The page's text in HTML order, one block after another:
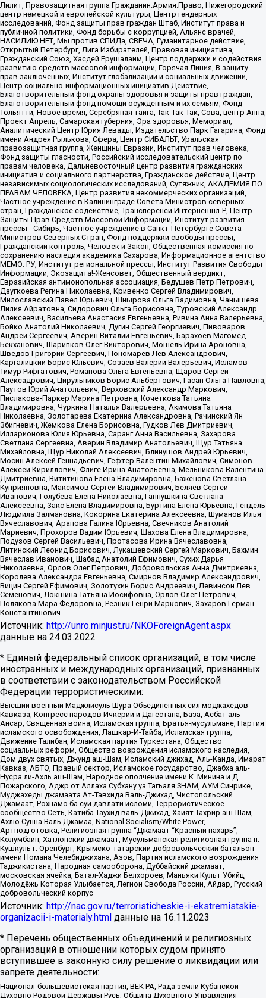
Лилит, Правозащитная группа Гражданин.Армия.Право, Нижегородский
центр немецкой и европейской культуры, Центр гендерных
исследований, Фонд защиты прав граждан Штаб, Институт права и
публичной политики, Фонд борьбы с коррупцией, Альянс врачей,
НАСИЛИЮ.НЕТ, Мы против СПИДа, СВЕЧА, Гуманитарное действие,
Открытый Петербург, Лига Избирателей, Правовая инициатива,
Гражданский Союз, Хасдей Ерушалаим, Центр поддержки и содействия
развитию средств массовой информации, Горячая Линия, В защиту
прав заключенных, Институт глобализации и социальных движений,
Центр социально-информационных инициатив Действие,
Благотворительный фонд охраны здоровья и защиты прав граждан,
Благотворительный фонд помощи осужденным и их семьям, Фонд
Тольятти, Новое время, Серебряная тайга, Так-Так-Так, Сова, центр Анна,
Проект Апрель, Самарская губерния, Эра здоровья, Мемориал,
Аналитический Центр Юрия Левады, Издательство Парк Гагарина, Фонд
имени Андрея Рылькова, Сфера, Центр СИБАЛЬТ, Уральская
правозащитная группа, Женщины Евразии, Институт прав человека,
Фонд защиты гласности, Российский исследовательский центр по
правам человека, Дальневосточный центр развития гражданских
инициатив и социального партнерства, Гражданское действие, Центр
независимых социологических исследований, Сутяжник, АКАДЕМИЯ ПО
ПРАВАМ ЧЕЛОВЕКА, Центр развития некоммерческих организаций,
Частное учреждение в Калининграде Совета Министров северных
стран, Гражданское содействие, Трансперенси Интернешнл-Р, Центр
Защиты Прав Средств Массовой Информации, Институт развития
прессы - Сибирь, Частное учреждение в Санкт-Петербурге Совета
Министров Северных Стран, Фонд поддержки свободы прессы,
Гражданский контроль, Человек и Закон, Общественная комиссия по
сохранению наследия академика Сахарова, Информационное агентство
МЕМО. РУ, Институт региональной прессы, Институт Развития Свободы
Информации, Экозащита!-Женсовет, Общественный вердикт,
Евразийская антимонопольная ассоциация, Бедушев Петр Петрович,
Дзугкоева Регина Николаевна, Кривенко Сергей Владимирович,
Милославский Павел Юрьевич, Шнырова Ольга Вадимовна, Чанышева
Лилия Айратовна, Сидорович Ольга Борисовна, Туровский Александр
Алексеевич, Васильева Анастасия Евгеньевна, Ривина Анна Валерьевна,
Бойко Анатолий Николаевич, Дугин Сергей Георгиевич, Пивоваров
Андрей Сергеевич, Аверин Виталий Евгеньевич, Барахоев Магомед
Бекханович, Шарипков Олег Викторович, Мошель Ирина Ароновна,
Шведов Григорий Сергеевич, Пономарев Лев Александрович,
Каргалицкий Борис Юльевич, Созаев Валерий Валерьевич, Исламов
Тимур Рифгатович, Романова Ольга Евгеньевна, Щаров Сергей
Алексадрович, Цирульников Борис Альбертович, Гасан Ольга Павловна,
Паутов Юрий Анатольевич, Верховский Александр Маркович,
Пислакова-Паркер Марина Петровна, Кочеткова Татьяна
Владимировна, Чуркина Наталья Валерьевна, Акимова Татьяна
Николаевна, Золотарева Екатерина Александровна, Рачинский Ян
Збигневич, Жемкова Елена Борисовна, Гудков Лев Дмитриевич,
Илларионова Юлия Юрьевна, Саранг Анна Васильевна, Захарова
Светлана Сергеевна, Аверин Владимир Анатольевич, Щур Татьяна
Михайловна, Щур Николай Алексеевич, Блинушов Андрей Юрьевич,
Мосин Алексей Геннадьевич, Гефтер Валентин Михайлович, Симонов
Алексей Кириллович, Флиге Ирина Анатольевна, Мельникова Валентина
Дмитриевна, Вититинова Елена Владимировна, Баженова Светлана
Куприяновна, Максимов Сергей Владимирович, Беляев Сергей
Иванович, Голубева Елена Николаевна, Ганнушкина Светлана
Алексеевна, Закс Елена Владимировна, Буртина Елена Юрьевна, Гендель
Людмила Залмановна, Кокорина Екатерина Алексеевна, Шуманов Илья
Вячеславович, Арапова Галина Юрьевна, Свечников Анатолий
Мариевич, Прохоров Вадим Юрьевич, Шахова Елена Владимировна,
Подузов Сергей Васильевич, Протасова Ирина Вячеславовна,
Литинский Леонид Борисович, Лукашевский Сергей Маркович, Бахмин
Вячеслав Иванович, Шабад Анатолий Ефимович, Сухих Дарья
Николаевна, Орлов Олег Петрович, Добровольская Анна Дмитриевна,
Королева Александра Евгеньевна, Смирнов Владимир Александрович,
Вицин Сергей Ефимович, Золотухин Борис Андреевич, Левинсон Лев
Семенович, Локшина Татьяна Иосифовна, Орлов Олег Петрович,
Полякова Мара Федоровна, Резник Генри Маркович, Захаров Герман
Константинович
Источник: http://unro.minjust.ru/NKOForeignAgent.aspx
данные на 24.03.2022
* Единый федеральный список организаций, в том числе
иностранных и международных организаций, признанных
в соответствии с законодательством Российской
Федерации террористическими:
Высший военный Маджлисуль Шура Объединенных сил моджахедов
Кавказа, Конгресс народов Ичкерии и Дагестана, База, Асбат аль-
Ансар, Священная война, Исламская группа, Братья-мусульмане, Партия
исламского освобождения, Лашкар-И-Тайба, Исламская группа,
Движение Талибан, Исламская партия Туркестана, Общество
социальных реформ, Общество возрождения исламского наследия,
Дом двух святых, Джунд аш-Шам, Исламский джихад, Аль-Каида, Имарат
Кавказ, АБТО, Правый сектор, Исламское государство, Джабха аль-
Нусра ли-Ахль аш-Шам, Народное ополчение имени К. Минина и Д.
Пожарского, Аджр от Аллаха Субхану уа Тагьаля SHAM, АУМ Синрике,
Муджахеды джамаата Ат-Тавхида Валь-Джихад, Чистопольский
Джамаат, Рохнамо ба суи давлати исломи, Террористическое
сообщество Сеть, Катиба Таухид валь-Джихад, Хайят Тахрир аш-Шам,
Ахлю Сунна Валь Джамаа, National Socialism/White Power,
Артподготовка, Религиозная группа “Джамаат “Красный пахарь”,
Колумбайн, Хатлонский джамаат, Мусульманская религиозная группа п.
Кушкуль г. Оренбург, Крымско-татарский добровольческий батальон
имени Номана Челебиджихана, Азов, Партия исламского возрождения
Таджикистана, Народная самооборона, Дуббайский джамаат,
московская ячейка, Батал-Хаджи Белхороев, Маньяки Культ Убийц,
Молодёжь Которая Улыбается, Легион Свобода России, Айдар, Русский
добровольческий корпус
Источник: http://nac.gov.ru/terroristicheskie-i-ekstremistskie-
organizacii-i-materialy.html данные на 16.11.2023
* Перечень общественных объединений и религиозных
организаций в отношении которых судом принято
вступившее в законную силу решение о ликвидации или
запрете деятельности:
Национал-большевистская партия, ВЕК РА, Рада земли Кубанской
Духовно Родовой Державы Русь, Община Духовного Управления